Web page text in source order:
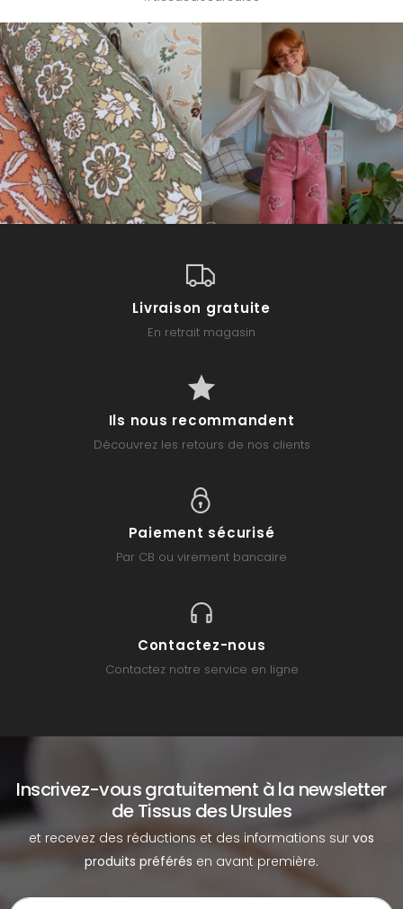
Livraison gratuite
En retrait magasin
Ils nous recommandent
Découvrez les retours de nos clients
Paiement sécurisé
Par CB ou virement bancaire
Contactez-nous
Contactez notre service en ligne
Inscrivez-vous gratuitement à la newsletter
de Tissus des Ursules
et recevez des réductions et des informations sur vos
produits préférés en avant première.